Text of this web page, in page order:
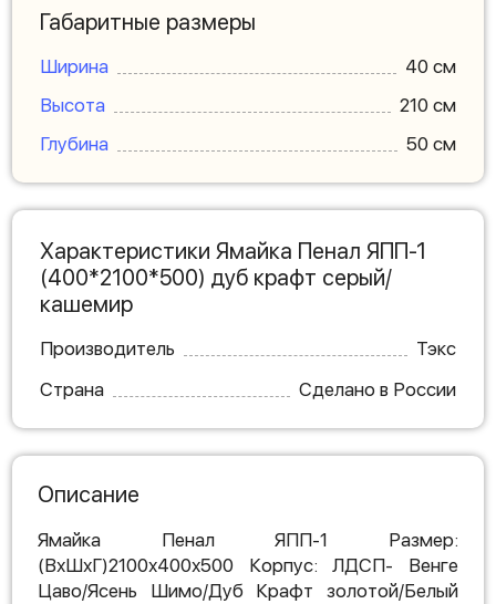
Габаритные размеры
Ширина
40 см
Высота
210 см
Глубина
50 см
Характеристики Ямайка Пенал ЯПП-1
(400*2100*500) дуб крафт серый/
кашемир
Производитель
Тэкс
Страна
Сделано в России
Описание
Ямайка Пенал ЯПП-1 Размер:
(ВхШхГ)2100х400х500 Корпус: ЛДСП- Венге
Цаво/Ясень Шимо/Дуб Крафт золотой/Белый